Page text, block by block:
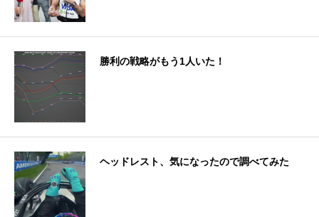
勝利の戦略がもう1人いた！
ヘッドレスト、気になったので調べてみた